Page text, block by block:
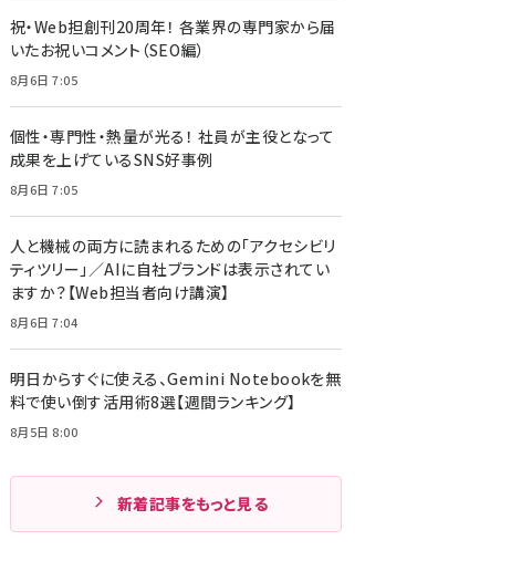
祝・Web担創刊20周年！ 各業界の専門家から届
いたお祝いコメント（SEO編）
8月6日 7:05
個性・専門性・熱量が光る！ 社員が主役となって
成果を上げているSNS好事例
8月6日 7:05
人と機械の両方に読まれるための「アクセシビリ
ティツリー」／AIに自社ブランドは表示されてい
ますか？【Web担当者向け講演】
8月6日 7:04
明日からすぐに使える、Gemini Notebookを無
料で使い倒す活用術8選【週間ランキング】
8月5日 8:00
新着記事をもっと見る